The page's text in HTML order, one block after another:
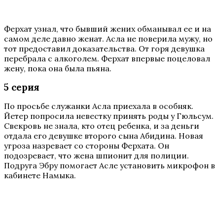
Ферхат узнал, что бывший жених обманывал ее и на
самом деле давно женат. Асла не поверила мужу, но
тот предоставил доказательства. От горя девушка
перебрала с алкоголем. Ферхат впервые поцеловал
жену, пока она была пьяна.
5 серия
По просьбе служанки Асла приехала в особняк.
Йетер попросила невестку принять роды у Гюльсум.
Свекровь не знала, кто отец ребенка, и за деньги
отдала его девушке второго сына Абидина. Новая
угроза назревает со стороны Ферхата. Он
подозревает, что жена шпионит для полиции.
Подруга Эбру помогает Асле установить микрофон в
кабинете Намыка.